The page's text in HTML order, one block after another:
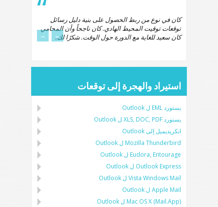
كان في نوع من ربط الحصول على بنية دليل رسائل
توقعات توقيت المحيط الهادي. كان ناجحاً وأن المحامي
كان سعيد للغاية مع الدورة حول الوقت. شكرًا لك.
←
→
استيراد والهجرة إلى توقعات
يستوردEML لOutlook
يستوردXLS, DOC, PDF لOutlook
انكريديميل إلى Outlook
Mozilla Thunderbird لOutlook
Eudora, Entourage لOutlook
Outlook Express لOutlook
Vista Windows Mail لOutlook
Apple Mail لOutlook
Mac OS X (Mail.App) لOutlook